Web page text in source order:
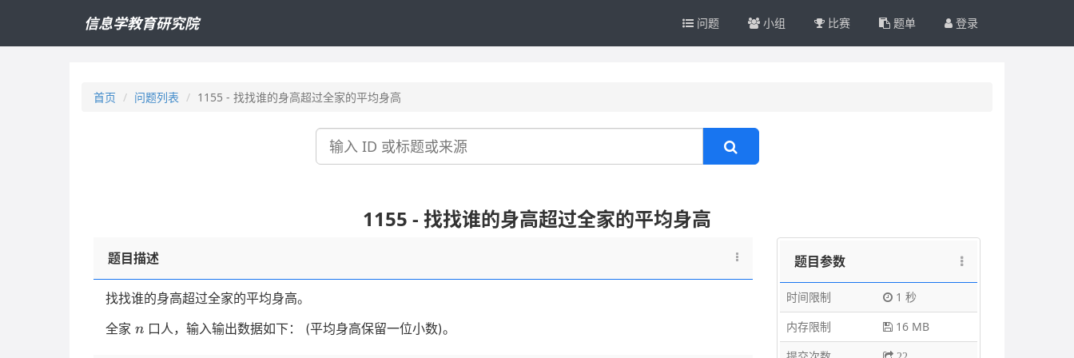
信息学教育研究院 问题 小组 比赛 题单 登录
首页 问题列表 1155 - 找找谁的身高超过全家的平均身高
搜
1155 - 找找谁的身高超过全家的平均身高
题目描述
找找谁的身高超过全家的平均身高。
全家 n
n 口人，输入输出数据如下： (平均身高保留一位小数)。
题目参数
时间限制
1 秒
内存限制
16 MB